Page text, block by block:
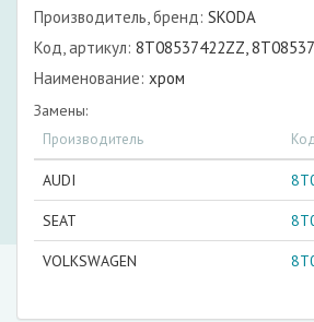
Производитель, бренд: SKODA
Код, артикул: 8T08537422ZZ,
Наименование: хром
Замены:
Производитель
AUDI
SEAT
VOLKSWAGEN